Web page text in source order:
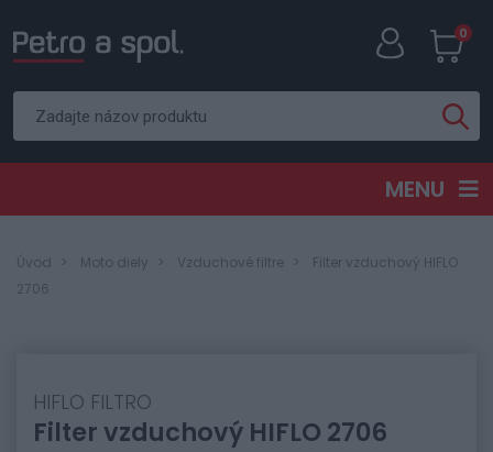
0
MENU
Úvod Moto diely Vzduchové filtre
Filter vzduchový HIFLO
2706
HIFLO FILTRO
Filter vzduchový HIFLO 2706